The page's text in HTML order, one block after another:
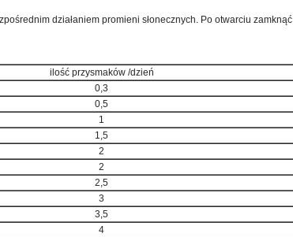
działaniem promieni słonecznych. Po otwarciu zamknąć
ilość przysmaków /dzień
0,3
0,5
1
1,5
2
2
2,5
3
3,5
4